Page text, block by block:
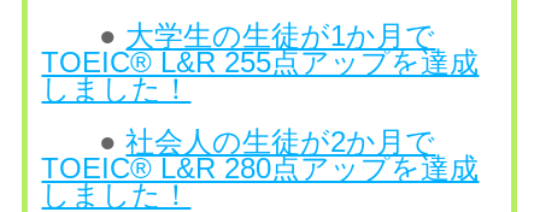
● 大学生の生徒が1か月で
TOEIC® L&R 255点アップを達成
しました！
●社会人の生徒が2か月で
TOEIC® L&R 280点アップを達成
しました！